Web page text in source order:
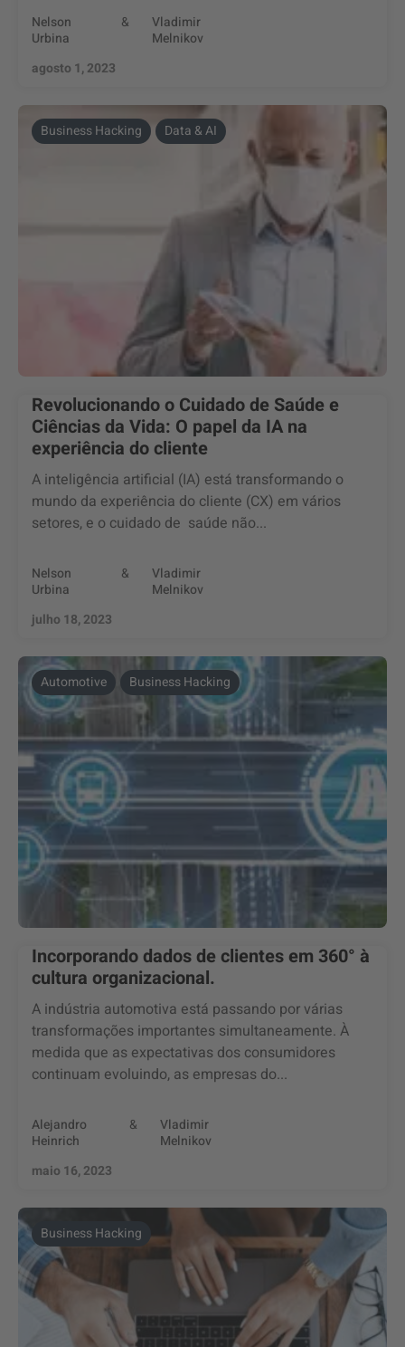
Nelson
Urbina
&
Vladimir
Melnikov
agosto 1, 2023
Business Hacking Data & AI
Revolucionando o Cuidado de Saúde e
Ciências da Vida: O papel da IA na
experiência do cliente
A inteligência artificial (IA) está transformando o
mundo da experiência do cliente (CX) em vários
setores, e o cuidado de saúde não...
Nelson
Urbina
&
Vladimir
Melnikov
julho 18, 2023
Automotive Business Hacking
Incorporando dados de clientes em 360° à
cultura organizacional.
A indústria automotiva está passando por várias
transformações importantes simultaneamente. À
medida que as expectativas dos consumidores
continuam evoluindo, as empresas do...
Alejandro
Heinrich
&
Vladimir
Melnikov
maio 16, 2023
Business Hacking